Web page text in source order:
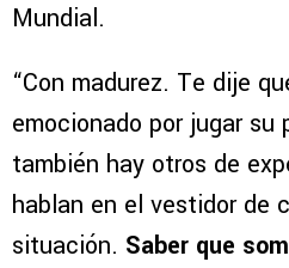
Mundial.
“Con madurez. Te dije
emocionado por jugar su
también hay otros de
hablan en el vestidor de
situación. Saber que